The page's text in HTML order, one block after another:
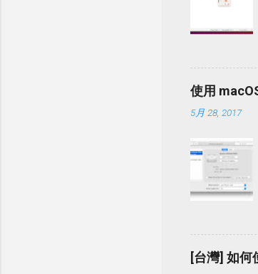
使用
5月 28, 2017
[台灣] 如何